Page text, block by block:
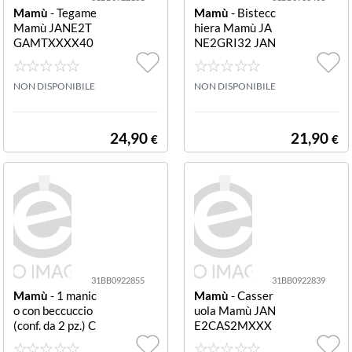
Mamù - Tegame
Mamù JANE2T
GAMTXXXX40
JANET 2.0 Grigi
o pietra
NON DISPONIBILE
24,90 €
Mamù - Bistecc
hiera Mamù JA
NE2GRI32 JAN
ET 2.0 piastra g
rill antifumo Gri
gio p piastra gril
NON DISPONIBILE
21,90 €
31BB0922855
Mamù - 1 manic
o con beccuccio
(conf. da 2 pz.) C
asseruola Mam
31BB0922839
Mamù - Casser
uola Mamù JAN
E2CAS2MXXX
X16 JANET 2.0